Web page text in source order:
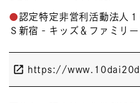
認定特定非営利活動法人
Ｓ新宿‐キッズ＆ファミリー
https://